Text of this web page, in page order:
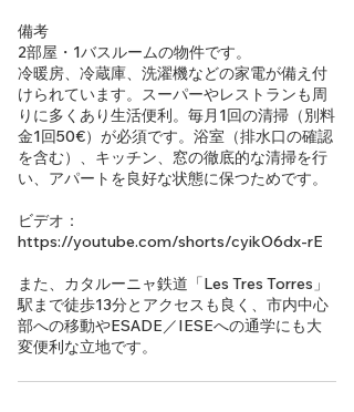
備考
2部屋・1バスルームの物件です。
冷暖房、冷蔵庫、洗濯機などの家電が備え付
けられています。スーパーやレストランも周
りに多くあり生活便利。毎月1回の清掃（別料
金1回50€）が必須です。浴室（排水口の確認
を含む）、キッチン、窓の徹底的な清掃を行
い、アパートを良好な状態に保つためです。
ビデオ：
https://youtube.com/shorts/cyikO6dx-rE
また、カタルーニャ鉄道「Les Tres Torres」
駅まで徒歩13分とアクセスも良く、市内中心
部への移動やESADE／IESEへの通学にも大
変便利な立地です。